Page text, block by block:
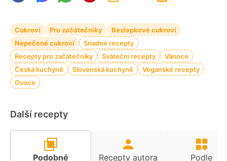
Cukroví Pro začátečníky
Bezlepkové cukroví
Nepečené cukroví
Snadné recepty
Recepty pro začátečníky
Sváteční recepty
Vánoce
Česká kuchyně
Slovenská kuchyně
Veganské recepty
Ovoce
Další recepty
Podobné Recepty autora Podle